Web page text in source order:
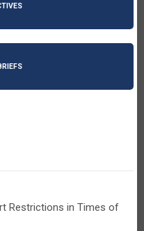
Restrictions in Times of